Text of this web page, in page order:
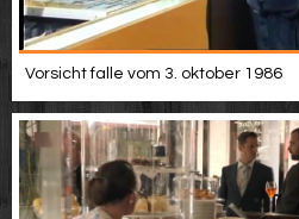
Vorsicht falle vom 3. oktober 1986